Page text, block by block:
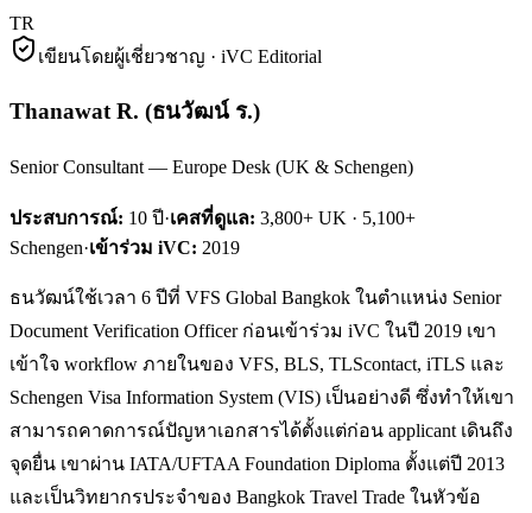
TR
เขียนโดยผู้เชี่ยวชาญ · iVC Editorial
Thanawat R. (ธนวัฒน์ ร.)
Senior Consultant — Europe Desk (UK & Schengen)
ประสบการณ์: 10 ปี·เคสที่ดูแล: 3,800+ UK · 5,100+
Schengen·เข้าร่วม iVC: 2019
ธนวัฒน์ใช้เวลา 6 ปีที่ VFS Global Bangkok ในตำแหน่ง Senior
Document Verification Officer ก่อนเข้าร่วม iVC ในปี 2019 เขา
เข้าใจ workflow ภายในของ VFS, BLS, TLScontact, iTLS และ
Schengen Visa Information System (VIS) เป็นอย่างดี ซึ่งทำให้เขา
สามารถคาดการณ์ปัญหาเอกสารได้ตั้งแต่ก่อน applicant เดินถึง
จุดยื่น เขาผ่าน IATA/UFTAA Foundation Diploma ตั้งแต่ปี 2013
และเป็นวิทยากรประจำของ Bangkok Travel Trade ในหัวข้อ